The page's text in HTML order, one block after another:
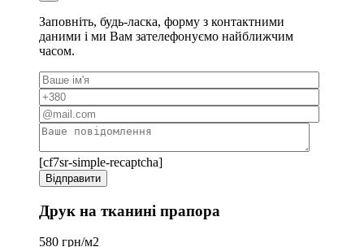
Заповніть, будь-ласка, форму з контактними
даними і ми Вам зателефонуємо найближчим
часом.
[cf7sr-simple-recaptcha]
Друк на тканині прапора
580 грн/м2